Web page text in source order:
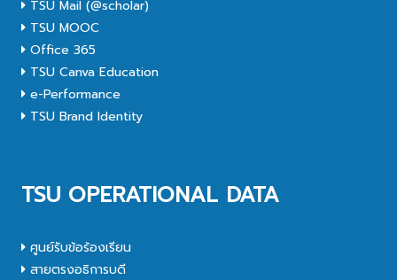
TSU Mail (@scholar)
TSU MOOC
Office 365
TSU Canva Education
e-Performance
TSU Brand Identity
TSU OPERATIONAL DATA
ศูนย์รับข้อร้องเรียน
สายตรงอธิการบดี